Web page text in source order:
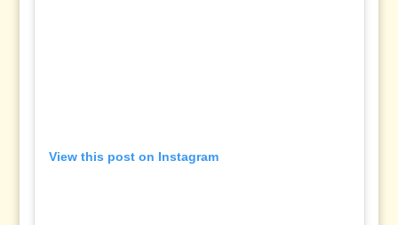
View this post on Instagram